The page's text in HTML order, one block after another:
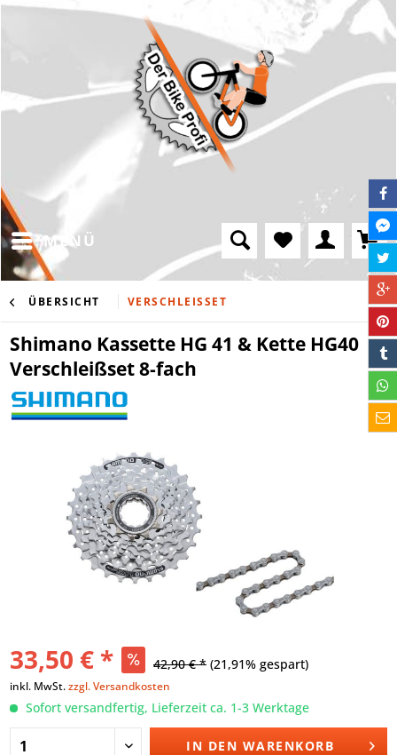
MENÜ
ÜBERSICHT VERSCHLEISSET
Shimano Kassette HG 41 & Kette HG40
Verschleißset 8-fach
33,50 € * 42,90 € * (21,91% gespart)
inkl. MwSt.zzgl. Versandkosten
Sofort versandfertig, Lieferzeit ca. 1-3 Werktage
IN DEN WARENKORB